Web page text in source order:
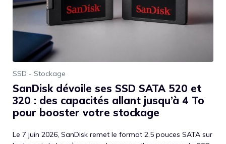
SSD - Stockage
SanDisk dévoile ses SSD SATA 520 et
320 : des capacités allant jusqu’à 4 To
pour booster votre stockage
Le 7 juin 2026, SanDisk remet le format 2,5 pouces SATA sur